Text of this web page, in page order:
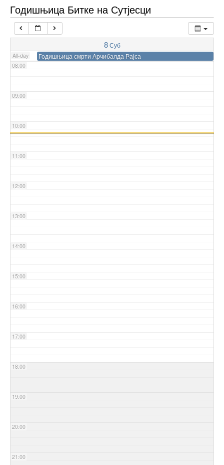
Годишњица Битке на Сутјесци
8 Суб
All-day Годишњица смрти Арчибалда Рајса
06:00
07:00
08:00
09:00
10:00
11:00
12:00
13:00
14:00
15:00
16:00
17:00
18:00
19:00
20:00
21:00